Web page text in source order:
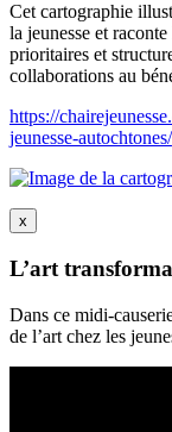
Cet cartographie
la jeunesse et
prioritaires et
collaborations au
https://
jeunesse-autochtones/
x
L’art
Dans ce midi-
de l’art chez les